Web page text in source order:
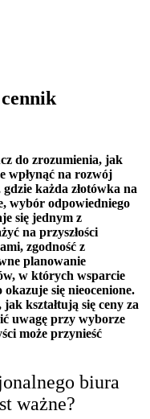
do zrozumienia, jak
wpłynąć na rozwój
każda złotówka na
wybór odpowiedniego
się jednym z
na przyszłości
zgodność z
planowanie
w których wsparcie
się nieocenione.
kształtują się ceny za
uwagę przy wyborze
może przynieść
biura
ważne?